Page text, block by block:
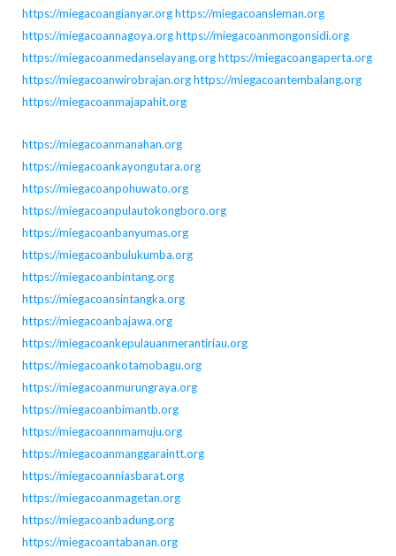
https://miegacoangianyar.orghttps://miegacoansleman.org
https://miegacoannagoya.orghttps://miegacoanmongonsidi.org
https://miegacoanmedanselayang.orghttps://miegacoangaperta.org
https://miegacoanwirobrajan.orghttps://miegacoantembalang.org
https://miegacoanmajapahit.org
https://miegacoanmanahan.org
https://miegacoankayongutara.org
https://miegacoanpohuwato.org
https://miegacoanpulautokongboro.org
https://miegacoanbanyumas.org
https://miegacoanbulukumba.org
https://miegacoanbintang.org
https://miegacoansintangka.org
https://miegacoanbajawa.org
https://miegacoankepulauanmerantiriau.org
https://miegacoankotamobagu.org
https://miegacoanmurungraya.org
https://miegacoanbimantb.org
https://miegacoannmamuju.org
https://miegacoanmanggaraintt.org
https://miegacoanniasbarat.org
https://miegacoanmagetan.org
https://miegacoanbadung.org
https://miegacoantabanan.org